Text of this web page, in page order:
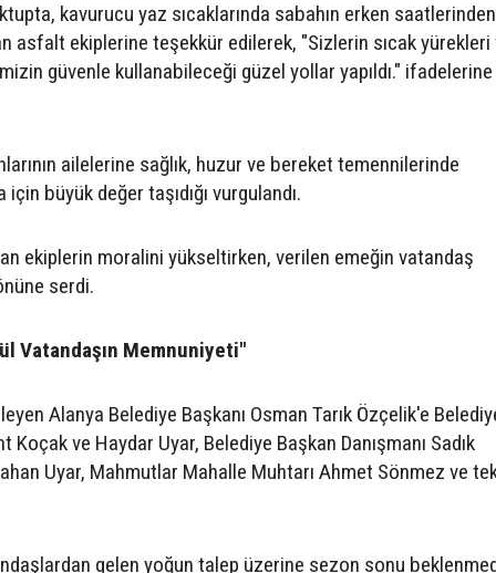
kavurucu yaz sıcaklarında sabahın erken
asfalt ekiplerine teşekkür edilerek, "Sizlerin sıcak yürekleri
güvenle kullanabileceği güzel yollar yapıldı."
ailelerine sağlık, huzur ve bereket temennilerinde
büyük değer taşıdığı vurgulandı.
ekiplerin moralini yükseltirken, verilen emeğin vatandaş
serdi.
Vatandaşın Memnuniyeti"
Alanya Belediye Başkanı Osman Tarık Özçelik'e
Koçak ve Haydar Uyar, Belediye Başkan Danışmanı Sadık
Uyar, Mahmutlar Mahalle Muhtarı Ahmet Sönmez ve
gelen yoğun talep üzerine sezon sonu